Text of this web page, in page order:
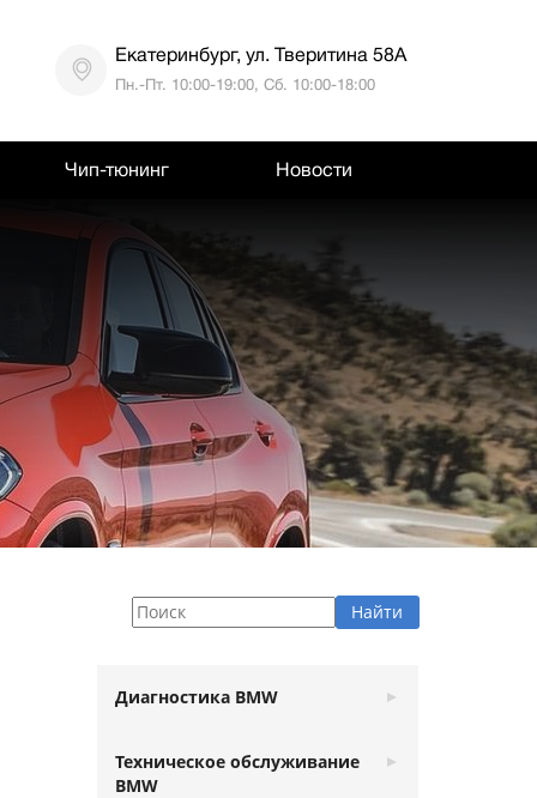
Екатеринбург, ул. Тверитина 58А
Пн.-Пт. 10:00-19:00, Сб. 10:00-18:00
Чип-тюнинг Новости
Диагностика BMW
Техническое обслуживание
BMW